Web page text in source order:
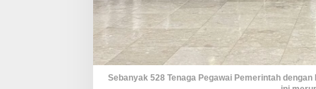
K
Sebanyak 528 Tenaga Pegawai Pemerintah